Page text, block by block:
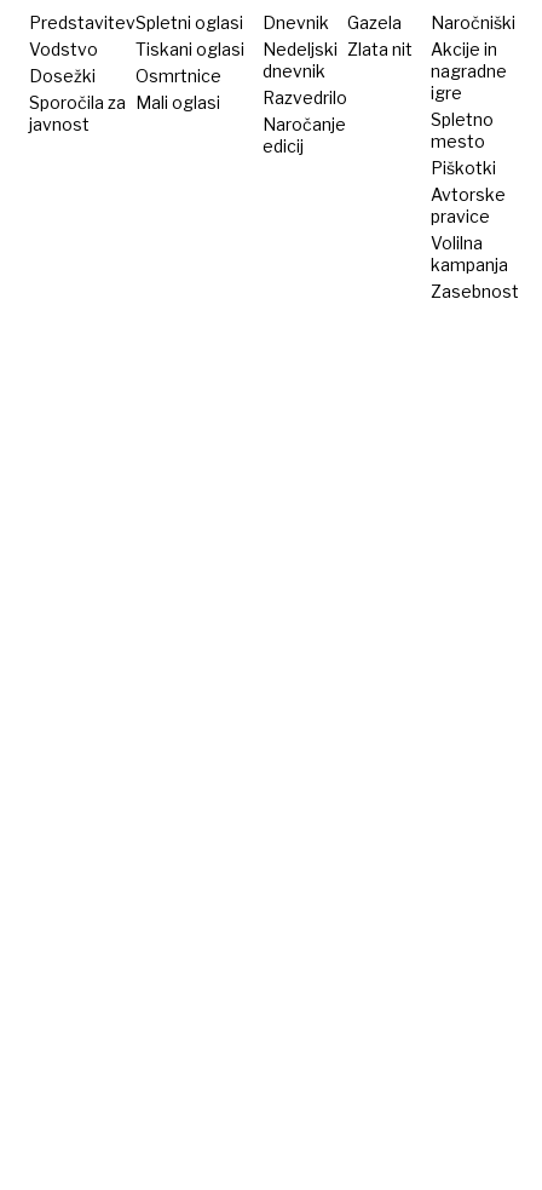
Predstavitev
Vodstvo
Dosežki
Sporočila za
javnost
Spletni oglasi
Tiskani oglasi
Osmrtnice
Mali oglasi
Dnevnik
Nedeljski
dnevnik
Razvedrilo
Naročanje
edicij
Gazela
Zlata nit
Naročniški
Akcije in
nagradne
igre
Spletno
mesto
Piškotki
Avtorske
pravice
Volilna
kampanja
Zasebnost